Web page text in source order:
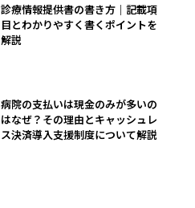
診療情報提供書の書き方｜記載項
目とわかりやすく書くポイントを
解説
病院の支払いは現金のみが多いの
はなぜ？その理由とキャッシュレ
ス決済導入支援制度について解説